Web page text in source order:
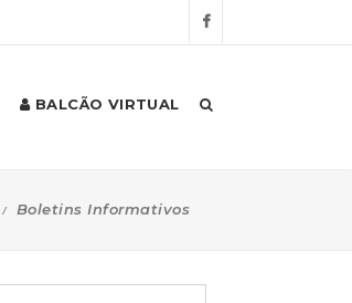
BALCÃO VIRTUAL
Boletins Informativos